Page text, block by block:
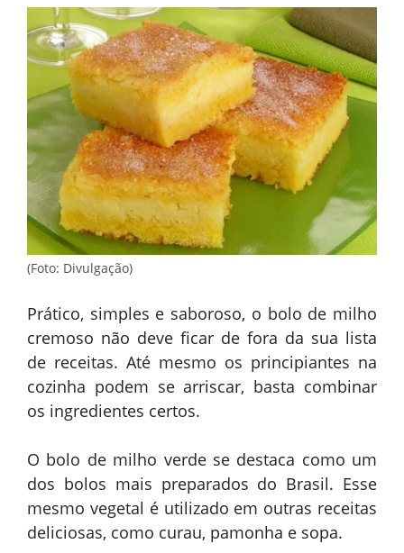
(Foto: Divulgação)
Prático, simples e saboroso, o bolo de milho
cremoso não deve ficar de fora da sua lista
de receitas. Até mesmo os principiantes na
cozinha podem se arriscar, basta combinar
os ingredientes certos.
O bolo de milho verde se destaca como um
dos bolos mais preparados do Brasil. Esse
mesmo vegetal é utilizado em outras receitas
deliciosas, como curau, pamonha e sopa.